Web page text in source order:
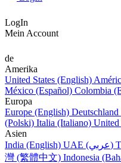
LogIn
Mein Account
de
Amerika
United States (English)
México (Español) Colombia
Europa
Europe (English)
(Polski) Italia (Italiano)
Asien
India (English)
UAE (عربي)
灣 (繁體中文) Indonesia